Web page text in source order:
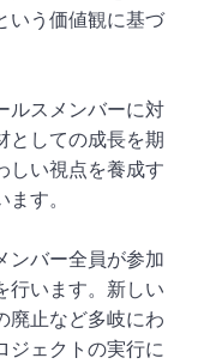
いう価値観に基づ
ルスメンバーに対
としての成長を期
しい視点を養成す
す。
ンバー全員が参加
行います。新しい
廃止など多岐にわ
ジェクトの実行に